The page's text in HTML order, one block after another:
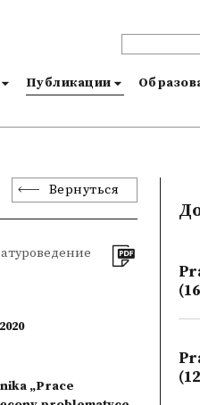
Публикации
Вернуться
„Prace